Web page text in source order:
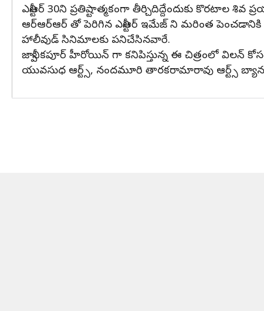
ఎన్టీఆర్ 30ని ప్రతిష్టాత్మకంగా తీర్చిదిద్దేందుకు కొరటాల
ఆర్ఆర్ఆర్ తో పెరిగిన ఎన్టీఆర్ ఇమేజ్ ని మరింత పెంచడానికి
హాలీవుడ్ సినిమాలకు పనిచేసినవారే.
జాన్వీ కపూర్ హీరోయిన్ గా కనిపిస్తున్న ఈ చిత్రంలో విలన్
యువసుధ ఆర్ట్స్, నందమూరి తారకరామారావు ఆర్ట్స్